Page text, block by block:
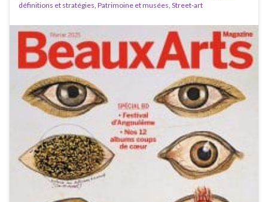
définitions et stratégies, Patrimoine et musées, Street-art